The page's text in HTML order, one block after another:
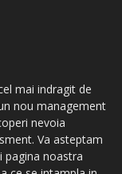
mai indragit de
nou management
nevoia
Va asteptam
pagina noastra